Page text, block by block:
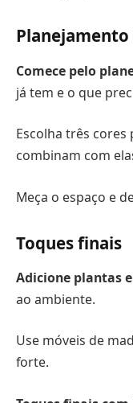
Comece pelo
já tem e o que
Escolha três
combinam com
Meça o espaço e
Toques finais
Adicione plantas
ao ambiente.
Use móveis de
forte.